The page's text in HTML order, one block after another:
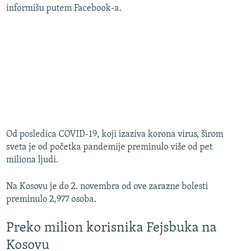
informišu putem Facebook-a.
Od posledica COVID-19, koji izaziva korona virus, širom
sveta je od početka pandemije preminulo više od pet
miliona ljudi.
Na Kosovu je do 2. novembra od ove zarazne bolesti
preminulo 2,977 osoba.
Preko milion korisnika Fejsbuka na
Kosovu